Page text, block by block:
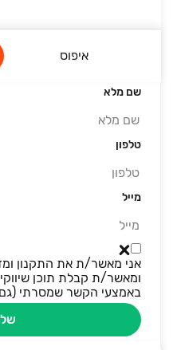
איפוס
שם מלא
טלפון
מייל
אני מאשר/ת את התקנון
באמצעי הקשר שמסרתי (גם